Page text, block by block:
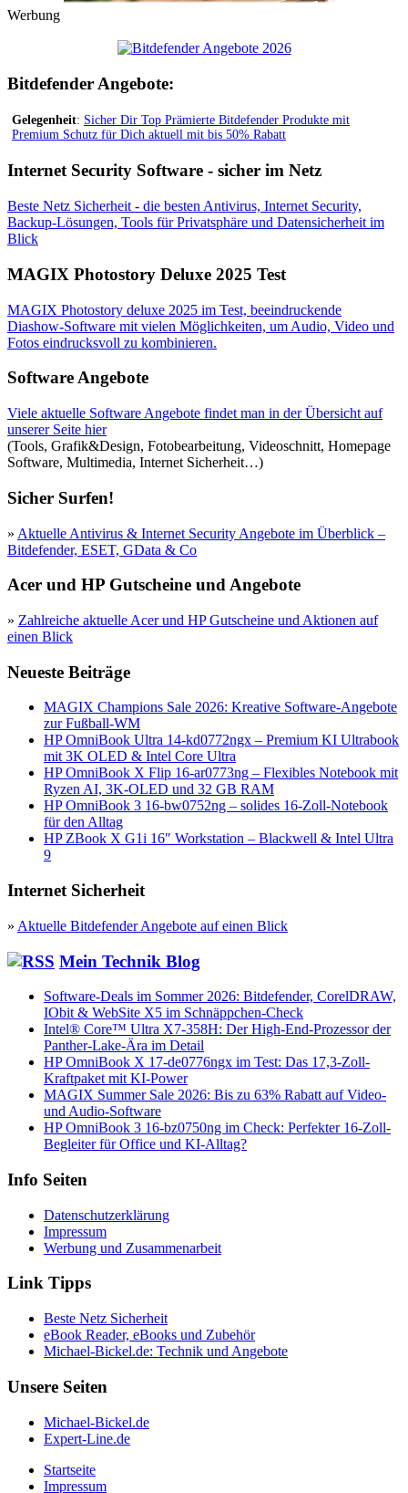
Werbung
Bitdefender Angebote:
Gelegenheit: Sicher Dir Top Prämierte Bitdefender Produkte mit
Premium Schutz für Dich aktuell mit bis 50% Rabatt
Internet Security Software - sicher im Netz
Beste Netz Sicherheit - die besten Antivirus, Internet Security,
Backup-Lösungen, Tools für Privatsphäre und Datensicherheit im
Blick
MAGIX Photostory Deluxe 2025 Test
MAGIX Photostory deluxe 2025 im Test, beeindruckende
Diashow-Software mit vielen Möglichkeiten, um Audio, Video und
Fotos eindrucksvoll zu kombinieren.
Software Angebote
Viele aktuelle Software Angebote findet man in der Übersicht auf
unserer Seite hier
(Tools, Grafik&Design, Fotobearbeitung, Videoschnitt, Homepage
Software, Multimedia, Internet Sicherheit…)
Sicher Surfen!
» Aktuelle Antivirus & Internet Security Angebote im Überblick –
Bitdefender, ESET, GData & Co
Acer und HP Gutscheine und Angebote
» Zahlreiche aktuelle Acer und HP Gutscheine und Aktionen auf
einen Blick
Neueste Beiträge
MAGIX Champions Sale 2026: Kreative Software-Angebote
zur Fußball-WM
HP OmniBook Ultra 14-kd0772ngx – Premium KI Ultrabook
mit 3K OLED & Intel Core Ultra
HP OmniBook X Flip 16-ar0773ng – Flexibles Notebook mit
Ryzen AI, 3K-OLED und 32 GB RAM
HP OmniBook 3 16-bw0752ng – solides 16-Zoll-Notebook
für den Alltag
HP ZBook X G1i 16″ Workstation – Blackwell & Intel Ultra
9
Internet Sicherheit
» Aktuelle Bitdefender Angebote auf einen Blick
Mein Technik Blog
Software-Deals im Sommer 2026: Bitdefender, CorelDRAW,
IObit & WebSite X5 im Schnäppchen-Check
Intel® Core™ Ultra X7-358H: Der High-End-Prozessor der
Panther-Lake-Ära im Detail
HP OmniBook X 17-de0776ngx im Test: Das 17,3-Zoll-
Kraftpaket mit KI-Power
MAGIX Summer Sale 2026: Bis zu 63% Rabatt auf Video-
und Audio-Software
HP OmniBook 3 16-bz0750ng im Check: Perfekter 16-Zoll-
Begleiter für Office und KI-Alltag?
Info Seiten
Datenschutzerklärung
Impressum
Werbung und Zusammenarbeit
Link Tipps
Beste Netz Sicherheit
eBook Reader, eBooks und Zubehör
Michael-Bickel.de: Technik und Angebote
Unsere Seiten
Michael-Bickel.de
Expert-Line.de
Startseite
Impressum